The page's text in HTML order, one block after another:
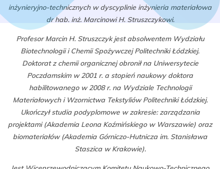
inżynieryjno-technicznych w dyscyplinie inżynieria materiałowa
dr hab. inż. Marcinowi H. Struszczykowi.
Profesor Marcin H. Struszczyk jest absolwentem Wydziału
Biotechnologii i Chemii Spożywczej Politechniki Łódzkiej.
Doktorat z chemii organicznej obronił na Uniwersytecie
Poczdamskim w 2001 r. a stopień naukowy doktora
habilitowanego w 2008 r. na Wydziale Technologii
Materiałowych i Wzornictwa Tekstyliów Politechniki Łódzkiej.
Ukończył studia podyplomowe w zakresie: zarządzania
projektami (Akademia Leona Koźmińskiego w Warszawie) oraz
biomateriałów (Akademia Górniczo-Hutnicza im. Stanisława
Staszica w Krakowie).